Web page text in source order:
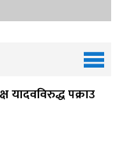
यादवविरुद्ध पक्राउ